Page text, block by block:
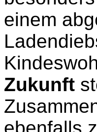
einem
Zukunft
ebenfalls